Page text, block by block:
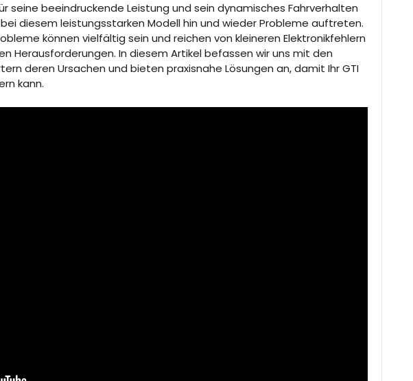
seine beeindruckende Leistung und sein dynamisches Fahrverhalten
diesem leistungsstarken Modell hin und wieder Probleme auftreten.
können vielfältig sein und reichen von kleineren Elektronikfehlern
Herausforderungen. In diesem Artikel befassen wir uns mit den
deren Ursachen und bieten praxisnahe Lösungen an, damit Ihr GTI
kann.